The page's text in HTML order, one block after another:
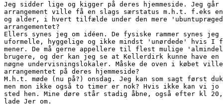
Jeg sidder lige og kigger på deres hjemmeside. Jeg
arrangement ville få en slags særstatus m.h.t. f.eks
og alder, i hvert tilfælde under den mere
arrangementet?
Ellers synes jeg om idéen. De fysiske rammer synes jeg
uformelle, hyggelige og ikke mindst 'unørdede' hvis I
mener. De må gerne appellere til flest mulige
brugere, og der kan jeg se at Kellerdirk kunne have
nøgne undervisningslokaler. Måske de oven i købet
arrangementet på deres hjemmeside?
M.h.t. møde (nu på?) onsdag. Jeg kan som sagt først
men mon ikke også to timer er nok? Hvis ikke kan vi
sted hen. Mine døre står stadig åbne, også efter kl
lade Jer om.